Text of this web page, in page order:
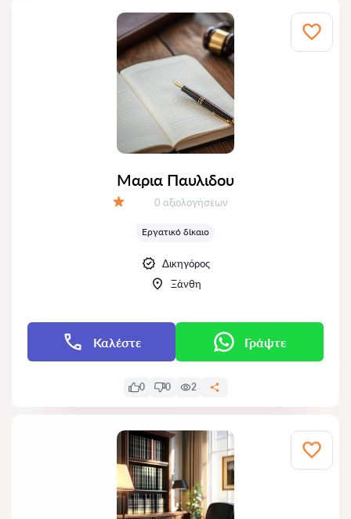
Μαρια Παυλιδου
Αξιολογήσεις:
0 αξιολογήσεων
Εργατικό δίκαιο
Δικηγόρος
Ξάνθη
Καλέστε Γράψτε
0 0 2